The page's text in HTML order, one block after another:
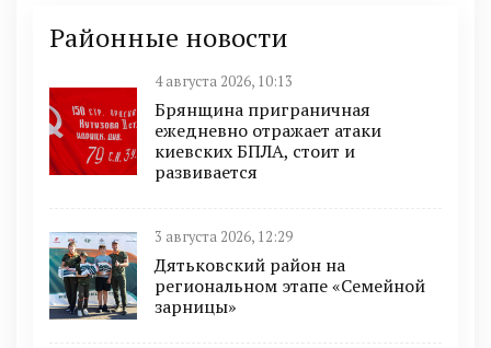
Районные новости
4 августа 2026, 10:13
Брянщина приграничная
ежедневно отражает атаки
киевских БПЛА, стоит и
развивается
3 августа 2026, 12:29
Дятьковский район на
региональном этапе «Семейной
зарницы»